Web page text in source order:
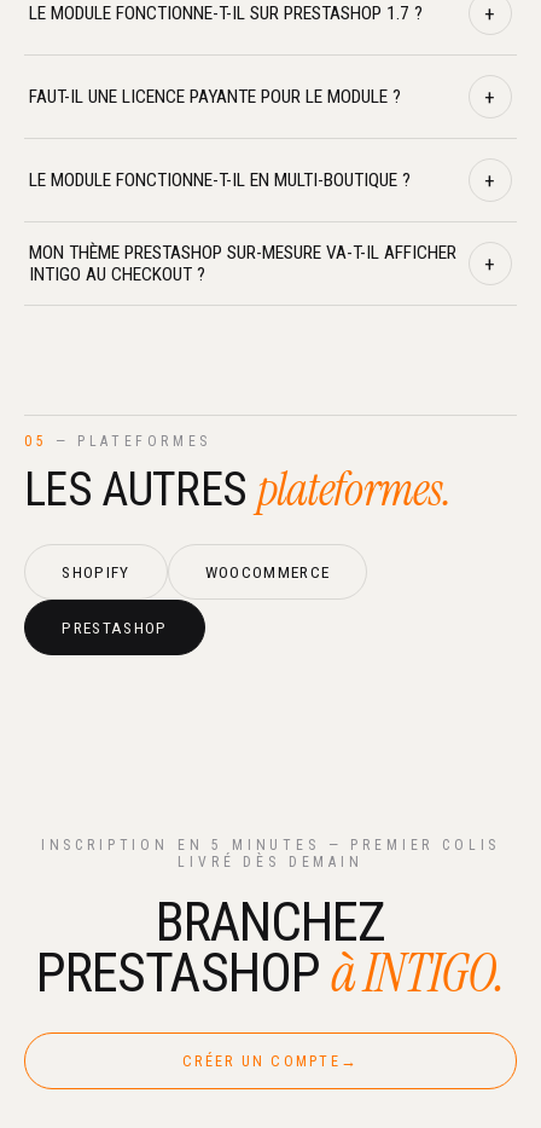
LE MODULE FONCTIONNE-T-IL SUR PRESTASHOP 1.7 ? +
l'ensemble de la branche 8.x.
FAUT-IL UNE LICENCE PAYANTE POUR LE MODULE ? +
livraisons réalisées.
LE MODULE FONCTIONNE-T-IL EN MULTI-BOUTIQUE ? +
Oui. Le mode multi-boutique de PrestaShop est entièrement
supporté, avec configuration par boutique.
MON THÈME PRESTASHOP SUR-MESURE VA-T-IL AFFICHER
INTIGO AU CHECKOUT ?
+
05 — PLATEFORMES
LES AUTRES plateformes.
SHOPIFY WOOCOMMERCE
PRESTASHOP
INSCRIPTION EN 5 MINUTES — PREMIER COLIS
LIVRÉ DÈS DEMAIN
BRANCHEZ
PRESTASHOPà INTIGO.
CRÉER UN COMPTE →